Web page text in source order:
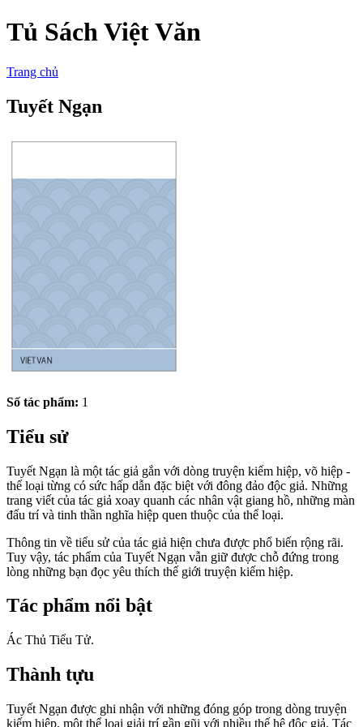
Tủ Sách Việt Văn
Trang chủ
Tuyết Ngạn
Số tác phẩm: 1
Tiểu sử
Tuyết Ngạn là một tác giả gắn với dòng truyện kiếm hiệp, võ hiệp -
thể loại từng có sức hấp dẫn đặc biệt với đông đảo độc giả. Những
trang viết của tác giả xoay quanh các nhân vật giang hồ, những màn
đấu trí và tinh thần nghĩa hiệp quen thuộc của thể loại.
Thông tin về tiểu sử của tác giả hiện chưa được phổ biến rộng rãi.
Tuy vậy, tác phẩm của Tuyết Ngạn vẫn giữ được chỗ đứng trong
lòng những bạn đọc yêu thích thế giới truyện kiếm hiệp.
Tác phẩm nổi bật
Ác Thủ Tiểu Tử.
Thành tựu
Tuyết Ngạn được ghi nhận với những đóng góp trong dòng truyện
kiếm hiệp, một thể loại giải trí gần gũi với nhiều thế hệ độc giả. Tác